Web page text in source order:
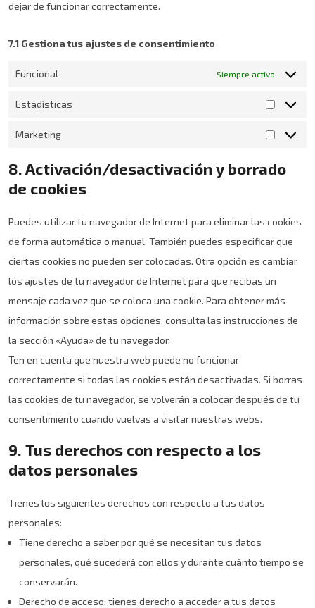
dejar de funcionar correctamente.
7.1 Gestiona tus ajustes de consentimiento
Funcional Siempre activo
Estadísticas
Marketing
8. Activación/desactivación y borrado
de cookies
Puedes utilizar tu navegador de Internet para eliminar las cookies
de forma automática o manual. También puedes especificar que
ciertas cookies no pueden ser colocadas. Otra opción es cambiar
los ajustes de tu navegador de Internet para que recibas un
mensaje cada vez que se coloca una cookie. Para obtener más
información sobre estas opciones, consulta las instrucciones de
la sección «Ayuda» de tu navegador.
Ten en cuenta que nuestra web puede no funcionar
correctamente si todas las cookies están desactivadas. Si borras
las cookies de tu navegador, se volverán a colocar después de tu
consentimiento cuando vuelvas a visitar nuestras webs.
9. Tus derechos con respecto a los
datos personales
Tienes los siguientes derechos con respecto a tus datos
personales:
Tiene derecho a saber por qué se necesitan tus datos
personales, qué sucederá con ellos y durante cuánto tiempo se
conservarán.
Derecho de acceso: tienes derecho a acceder a tus datos